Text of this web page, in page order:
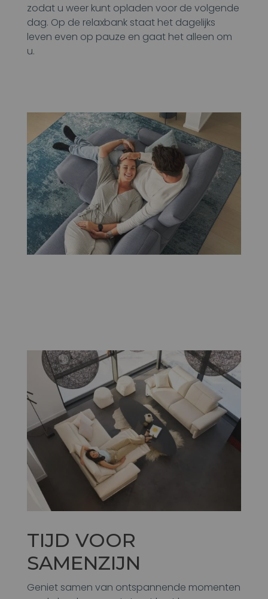
zodat u weer kunt opladen voor de volgende
dag. Op de relaxbank staat het dagelijks
leven even op pauze en gaat het alleen om
u.
TIJD VOOR
SAMENZIJN
Geniet samen van ontspannende momenten